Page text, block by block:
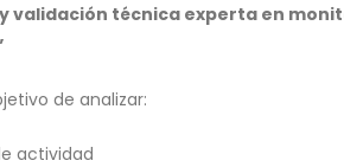
y validación técnica experta en
de analizar:
actividad